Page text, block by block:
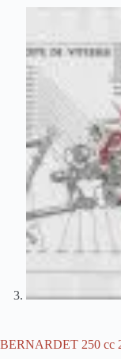
BERNARDET 250 cc